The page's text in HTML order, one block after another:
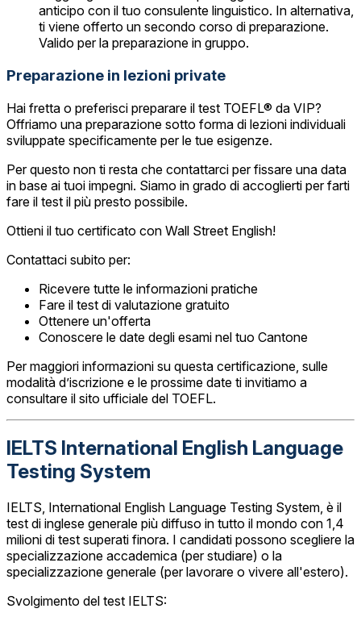
anticipo con il tuo consulente linguistico. In alternativa,
ti viene offerto un secondo corso di preparazione.
Valido per la preparazione in gruppo.
Preparazione in lezioni private
Hai fretta o preferisci preparare il test TOEFL® da VIP?
Offriamo una preparazione sotto forma di lezioni individuali
sviluppate specificamente per le tue esigenze.
Per questo non ti resta che contattarci per fissare una data
in base ai tuoi impegni. Siamo in grado di accoglierti per farti
fare il test il più presto possibile.
Ottieni il tuo certificato con Wall Street English!
Contattaci subito per:
Ricevere tutte le informazioni pratiche
Fare il test di valutazione gratuito
Ottenere un'offerta
Conoscere le date degli esami nel tuo Cantone
Per maggiori informazioni su questa certificazione, sulle
modalità d’iscrizione e le prossime date ti invitiamo a
consultare il sito ufficiale del TOEFL.
IELTS International English Language
Testing System
IELTS, International English Language Testing System, è il
test di inglese generale più diffuso in tutto il mondo con 1,4
milioni di test superati finora. I candidati possono scegliere la
specializzazione accademica (per studiare) o la
specializzazione generale (per lavorare o vivere all'estero).
Svolgimento del test IELTS: